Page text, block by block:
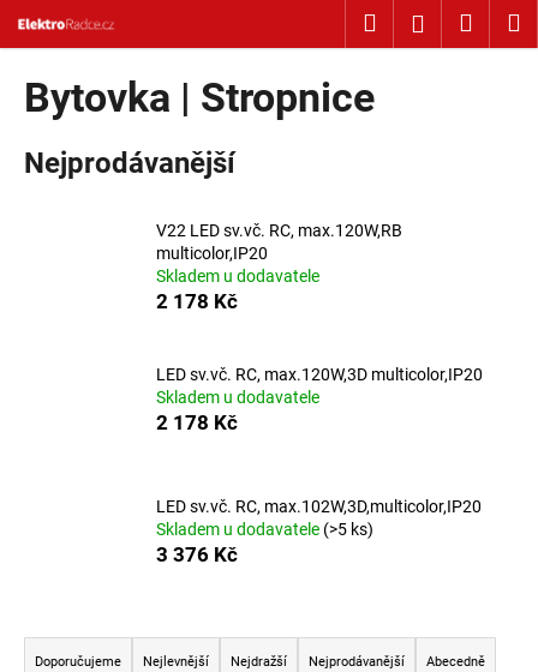
Hledat Přihlášení
Bytovka | Stropnice
Nejprodávanější
V22 LED sv.vč. RC, max.120W,RB
multicolor,IP20
Skladem u dodavatele
2 178 Kč
LED sv.vč. RC, max.120W,3D multicolor,IP20
Skladem u dodavatele
2 178 Kč
LED sv.vč. RC, max.102W,3D,multicolor,IP20
Skladem u dodavatele (>5 ks)
3 376 Kč
Řazení produktů
Doporučujeme Nejlevnější Nejdražší Nejprodávanější Abecedně
Košík
o
í